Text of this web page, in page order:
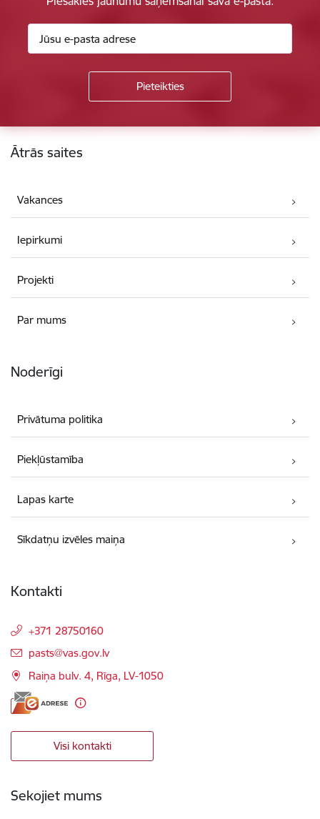
Kājene
Ātrās saites
Vakances
Iepirkumi
Projekti
Par mums
Noderīgi
Privātuma politika
Piekļūstamība
Lapas karte
Sīkdatņu izvēles maiņa
Kontakti
+371 28750160
E-pasts:
pasts@vas.gov.lv
Raiņa bulv. 4, Rīga, LV-1050
Visi kontakti
Sekojiet mums